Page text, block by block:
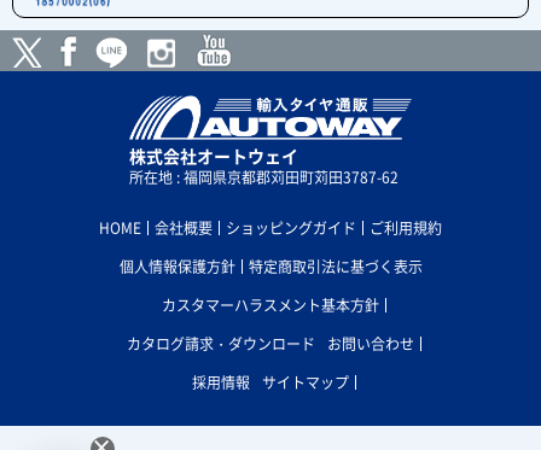
世界三大タイヤメーカーの一社GOODYEAR（グッドイヤ
ー）。 1898年に米国で創業して以来、120年以上にわた
ってタイヤを製造しています。 ユーザーニーズを満たす
で、 今もなお、進化を続けるタイヤメーカーです。
総合評価：112件 4.66
CONTINENTAL
コンチネンタルタイヤは、1世紀以上にわたりヨーロッ
てきたタイヤメーカーです。最高水準の性能を保証する
ています。さらに、最新のタイヤメーカー世界販売シェ
6件 4.58
ピレリ
株式会社オートウェイ
所在地 : 福岡県京都郡苅田町苅田3787-62
HOME 会社概要 ショッピングガイド
ご利用規約
個人情報保護方針
特定商取引法に基づく表示
カスタマーハラスメント基本方針
カタログ請求・ダウンロード
お問い合わせ
採用情報
サイトマップ